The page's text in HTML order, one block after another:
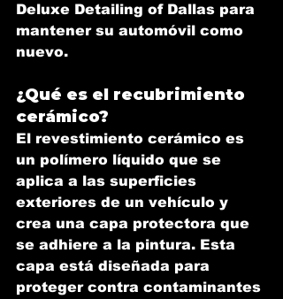
Deluxe Detailing of Dallas para
mantener su automóvil como
nuevo.
¿Qué es el recubrimiento
cerámico?
El revestimiento cerámico es
un polímero líquido que se
aplica a las superficies
exteriores de un vehículo y
crea una capa protectora que
se adhiere a la pintura. Esta
capa está diseñada para
proteger contra contaminantes